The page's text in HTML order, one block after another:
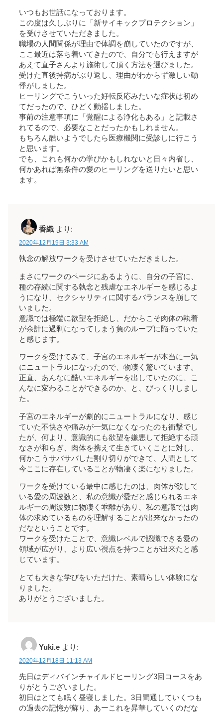
いつもお世話になっております。
この度は久しぶりに「新サイキックプロテクション」
を受けさせていただきました。
職場の人間関係が理由で体調を崩していたのですが、
ここ最近は落ち着いてきたので、自分でも行えますが
あえて直子さんより施術して頂く方法を選びました。
受けた直後持病がぶり返し、理由がわからず激しい動
悸がしました。
ヒーリングでこういった好転反応みたいな症状は初め
てだったので、ひどく動揺しました。
事前の注意事項に「覚醒による浄化もある」と記載さ
れてるので、必要なことだったかもしれません。
もちろん酷いようでしたら医療機関に受診しに行こう
と思います。
でも、これも何かの学びかもしれないと日々内省し、
何かあれば無条件の愛のヒーリングを送りたいと思い
ます。
香織 より:
2020年12月19日 3:33 AM
執念の解放ワークを受けさせていただきました。
まさにワークのページにあるように、自分の子宮に、
種の存続に関する執念と残虐なエネルギーを感じるよ
うになり、セクシャリティに関するバランスを崩して
いました。
意識では極端に欲望を拒絶し、だからこそ肉体の執着
が余計に過剰になってしまう負のループに陥っていた
と感じます。
ワークを受けてみて、子宮のエネルギーが本当に一気
にニュートラルになったので、物凄く驚いています。
正直、あんなに酷いエネルギーを出していたのに、こ
んなに変わることができるのか、と、びっくりしまし
た。
子宮のエネルギーが劇的にニュートラルになり、感じ
ていた不快さや痛みが一気になくなったのも衝撃でし
たが、何より、意識的にも欲望を嫌悪して拒絶する頑
なさが和らぎ、肉体を携えて生きていくことに対し、
何かこうサバサバした割り切りができて、人間として
今ここに存在していることが物凄く楽になりました。
ワークを受けている最中に感じたのは、肉体が欲して
いる愛の周波数と、私の意識が愛だと感じられるエネ
ルギーの周波数に物凄く乖離があり、私の意識では肉
体の求めているものを理解することが出来なかったの
だなということです。
ワークを受けたことで、意識レベルで認識できる愛の
領域が広がり、より広い視点を持つことが出来たと感
じています。
とても大きな学びをいただけた、素晴らしい体験にな
りました。
ありがとうございました。
Yuki.e より:
2020年12月18日 11:13 AM
先日はディバインチャイルドヒーリング3回コースをあ
りがとうございました。
初日はとても眠く昼寝しました。3日間通していくつも
の過去の記憶が蘇り、あーこれを昇華していくのだな